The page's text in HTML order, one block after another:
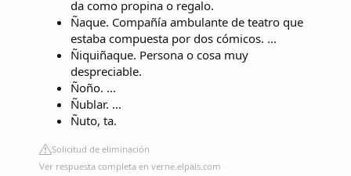
da como propina o regalo.
Ñaque. Compañía ambulante de teatro que
estaba compuesta por dos cómicos. ...
Ñiquiñaque. Persona o cosa muy
despreciable.
Ñoño. ...
Ñublar. ...
Ñuto, ta.
Solicitud de eliminación
Ver respuesta completa en verne.elpais.com